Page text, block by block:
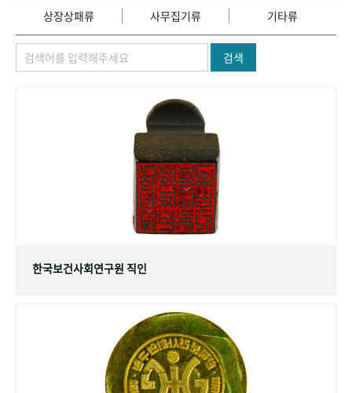
기록물 아카이브
사진 아카이브 문서 기록물 행정박물 영상 기록물
숫자로 보는 50년 50+1
상장상패류 사무집기류 기타류
검색
한국보건사회연구원 직인